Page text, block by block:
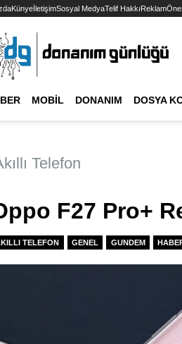
KünyeİletişimSosyal MedyaTelif HakkıReklam
MOBIL DONANIM DOSYA
Telefon
F27 Pro+
TELEFON GENEL GUNDEM